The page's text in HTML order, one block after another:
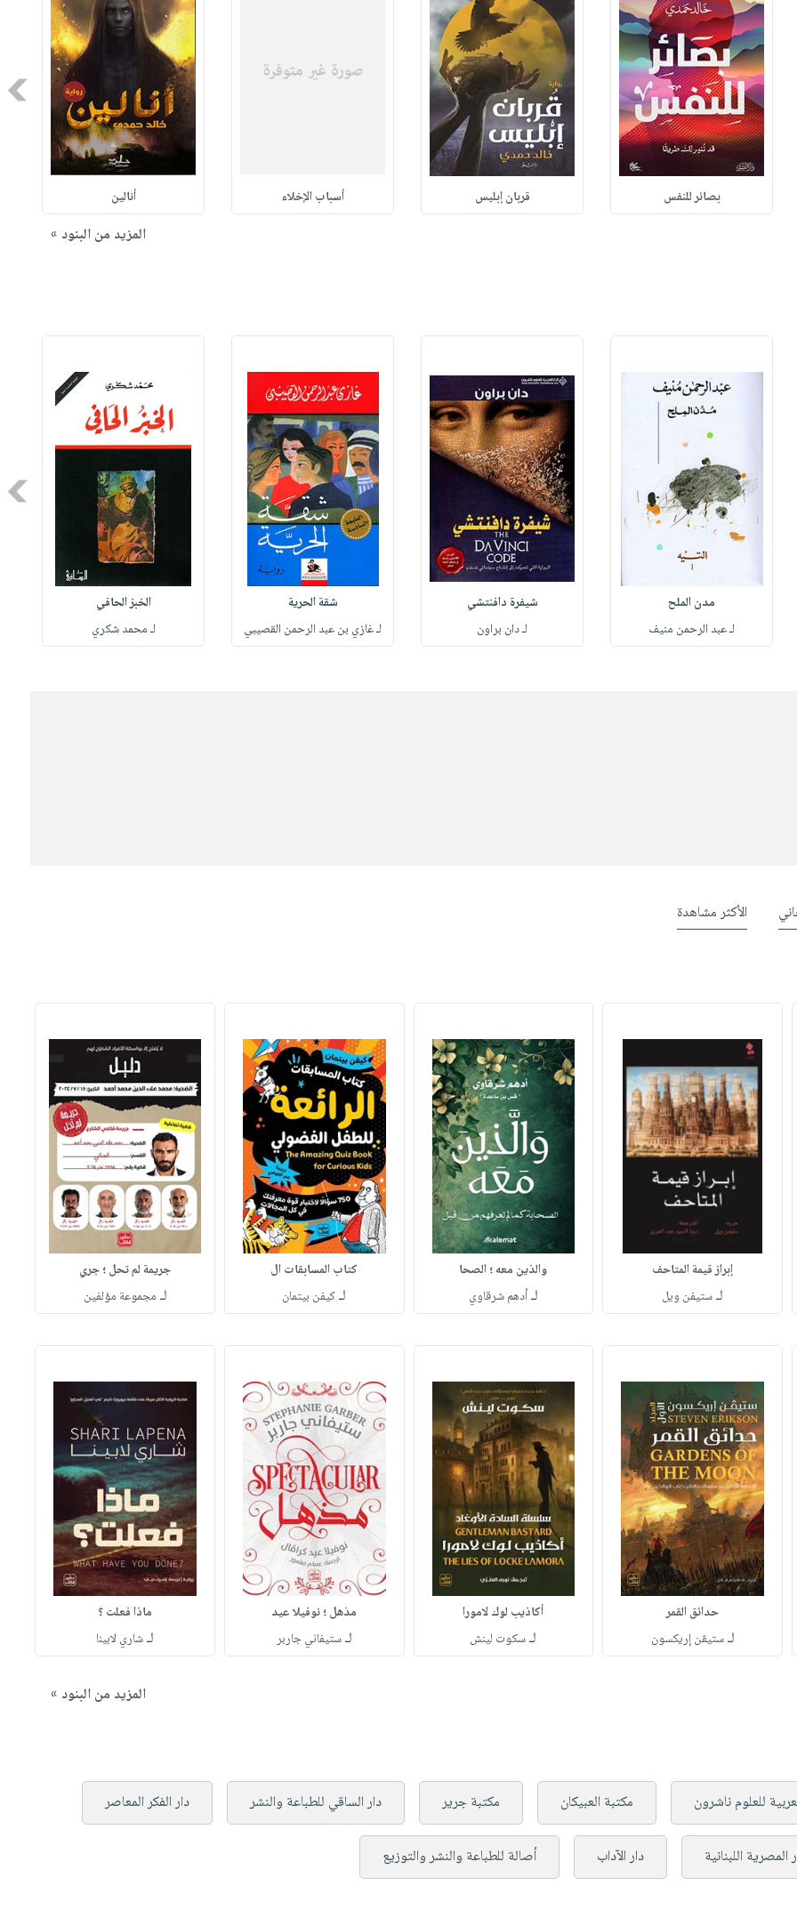
بصائر للنفس قربان إبليس أسباب الإخلاء أنالين
المزيد من البنود »
مدن الملح
لـ عبد الرحمن منيف
شيفرة دافنتشي
لـ دان براون
شقة الحرية
لـ غازي بن عبد الرحمن القصيبي
الخبز الحافي
لـ محمد شكري
الأكثر مشاهدة
إبراز قيمة المتاحف
لـستيفن ويل
والذين معه ؛ الصحا
لـأدهم شرقاوي
كتاب المسابقات ال
لـكيفن بيتمان
جريمة لم تحل ؛ جري
لـ مجموعة مؤلفين
حدائق القمر
لـستيڤن إريكسون
أكاذيب لوك لامورا
لـسكوت لينش
مذهل ؛ نوفيلا عيد
لـستيفاني جاربر
ماذا فعلت ؟
لـشاري لابينا
المزيد من البنود »
للعلوم ناشرون مكتبة العبيكان مكتبة جرير دار الساقي للطباعة والنشر دار الفكر المعاصر
المصرية اللبنانية دار الآداب أصالة للطباعة والنشر والتوزيع